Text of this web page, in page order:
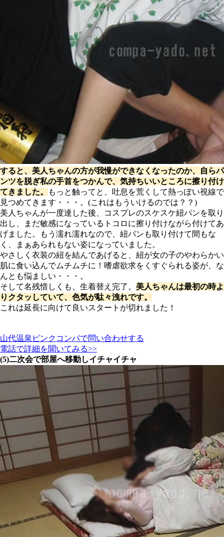
すると、美人ちゃんの方が我慢ができなくなったのか、自らパ
ンツを脱ぎ私の手首をつかんで、気持ちいいところに擦り付け
てきました。
もっと触ってと、吐息を荒くして熱っぽい視線で
見つめてきます・・・。(これはもういけるのでは？？)
美人ちゃんが一度達した後、コスプレのスケスケ紐パンを取り
出し、まだ敏感になっているトコロに擦り付けながら付けてあ
げました。もう濡れ濡れなので、紐パンも取り付けて間もな
く、まぁあられもない姿になっていました。
やさしく衣装の紐を結んであげると、紐が女の子のやわらかい
肌に食い込んでムチムチに！嗜虐欲求をくすぐられる姿が、な
んとも悩ましい・・・。
そして名残惜しくも、生着替え完了。 美人ちゃんは最初の時よ
りクタッしていて、色気が駄々洩れです。
これは延長に向けて良いスタートが切れました！
山代温泉ピンクコンパで問い合わせする
電話で詳細を聞いてみる>>
(5)二次会で部屋へ移動しイチャイチャ